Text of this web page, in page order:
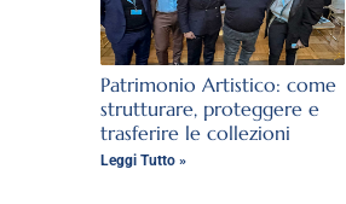
Patrimonio Artistico: come
strutturare, proteggere e
trasferire le collezioni
Leggi Tutto »